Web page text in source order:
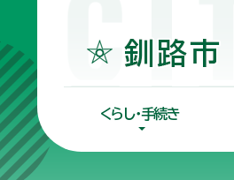
くらし・手続き